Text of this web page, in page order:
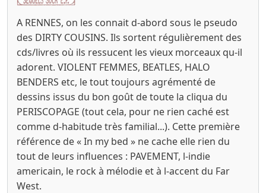
A RENNES, on les connait d-abord sous le pseudo
des DIRTY COUSINS. Ils sortent régulièrement des
cds/livres où ils ressucent les vieux morceaux qu-il
adorent. VIOLENT FEMMES, BEATLES, HALO
BENDERS etc, le tout toujours agrémenté de
dessins issus du bon goût de toute la cliqua du
PERISCOPAGE (tout cela, pour ne rien caché est
comme d-habitude très familial...). Cette première
référence de « In my bed » ne cache elle rien du
tout de leurs influences : PAVEMENT, l-indie
americain, le rock à mélodie et à l-accent du Far
West.